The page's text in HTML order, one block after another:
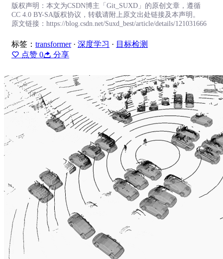
版权声明：本文为CSDN博主「Git_SUXD」的原创文章，遵循
CC 4.0 BY-SA版权协议，转载请附上原文出处链接及本声明。
原文链接：https://blog.csdn.net/Suxd_best/article/details/121031666
标签： transformer· 深度学习 · 目标检测
点赞 0 分享